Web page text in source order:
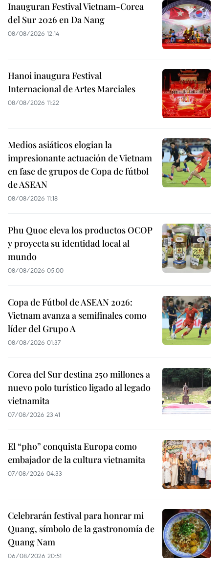
Inauguran Festival Vietnam-Corea
del Sur 2026 en Da Nang
08/08/2026 12:14
Hanoi inaugura Festival
Internacional de Artes Marciales
08/08/2026 11:22
Medios asiáticos elogian la
impresionante actuación de Vietnam
en fase de grupos de Copa de fútbol
de ASEAN
08/08/2026 11:18
Phu Quoc eleva los productos OCOP
y proyecta su identidad local al
mundo
08/08/2026 05:00
Copa de Fútbol de ASEAN 2026:
Vietnam avanza a semifinales como
líder del Grupo A
08/08/2026 01:37
Corea del Sur destina 250 millones a
nuevo polo turístico ligado al legado
vietnamita
07/08/2026 23:41
El “pho” conquista Europa como
embajador de la cultura vietnamita
07/08/2026 04:33
Celebrarán festival para honrar mi
Quang, símbolo de la gastronomía de
Quang Nam
06/08/2026 20:51